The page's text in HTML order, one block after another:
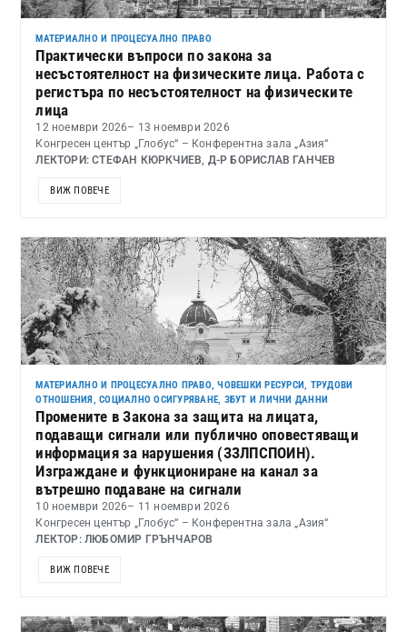
МАТЕРИАЛНО И ПРОЦЕСУАЛНО ПРАВО
Практически въпроси по закона за
несъстоятелност на физическите лица. Работа с
регистъра по несъстоятелност на физическите
лица
12 ноември 2026– 13 ноември 2026
Конгресен център „Глобус“ – Конферентна зала „Азия“
ЛЕКТОРИ: СТЕФАН КЮРКЧИЕВ, Д-Р БОРИСЛАВ ГАНЧЕВ
ВИЖ ПОВЕЧЕ
МАТЕРИАЛНО И ПРОЦЕСУАЛНО ПРАВО,ЧОВЕШКИ РЕСУРСИ, ТРУДОВИ
ОТНОШЕНИЯ, СОЦИАЛНО ОСИГУРЯВАНЕ, ЗБУТ И ЛИЧНИ ДАННИ
Промените в Закона за защита на лицата,
подаващи сигнали или публично оповестяващи
информация за нарушения (ЗЗЛПСПОИН).
Изграждане и функциониране на канал за
вътрешно подаване на сигнали
10 ноември 2026– 11 ноември 2026
Конгресен център „Глобус“ – Конферентна зала „Азия“
ЛЕКТОР: ЛЮБОМИР ГРЪНЧАРОВ
ВИЖ ПОВЕЧЕ